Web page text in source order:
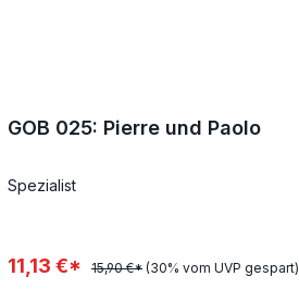
GOB 025: Pierre und Paolo
Spezialist
11,13 €* 15,90 €* (30% vom UVP gespart)